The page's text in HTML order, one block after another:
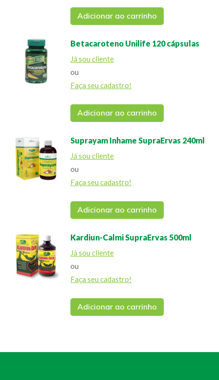
Adicionar ao carrinho
Betacaroteno Unilife 120 cápsulas
Já sou cliente
ou
Faça seu cadastro!
Adicionar ao carrinho
Suprayam Inhame SupraErvas 240ml
Já sou cliente
ou
Faça seu cadastro!
Adicionar ao carrinho
Kardiun-Calmi SupraErvas 500ml
Já sou cliente
ou
Faça seu cadastro!
Adicionar ao carrinho